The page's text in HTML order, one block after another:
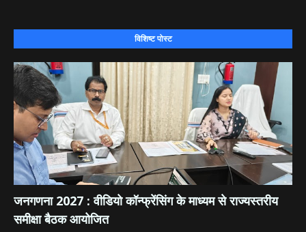
विशिष्ट पोस्ट
जनगणना 2027 : वीडियो कॉन्फ्रेंसिंग के माध्यम से राज्यस्तरीय
समीक्षा बैठक आयोजित